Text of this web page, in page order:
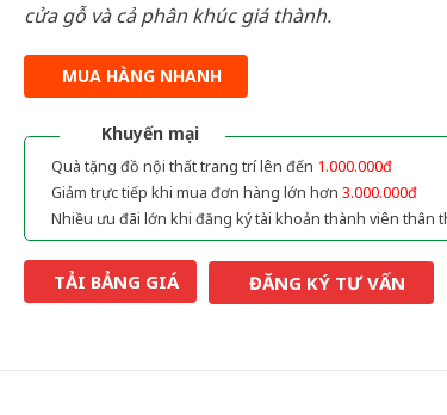
cửa gỗ và cả phân khúc giá thành.
MUA HÀNG NHANH
Khuyến mại
Quà tặng đồ nội thất trang trí lên đến 1.000.000đ
Giảm trực tiếp khi mua đơn hàng lớn hơn 3.000.000đ
Nhiều ưu đãi lớn khi đăng ký tài khoản thành viên thân
TẢI BẢNG GIÁ ĐĂNG KÝ TƯ VẤN